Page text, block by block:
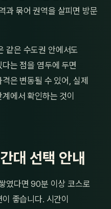
여성
과 묶어 권역을 살피면 방문
같은 수도권 안에서도
는 점을 염두에 두면
은 변동될 수 있어, 실제
에서 확인하는 것이
대 선택 안내
였다면 90분 이상 코스로
좋습니다. 시간이